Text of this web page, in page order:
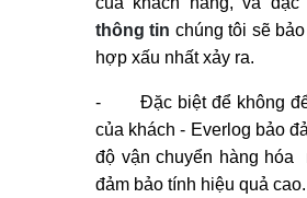
thông tin chúng tôi sẽ
hợp xấu nhất xảy ra.
- Đặc biệt để không
của khách - Everlog bảo
độ vận chuyển hàng hóa
đảm bảo tính hiệu quả cao.